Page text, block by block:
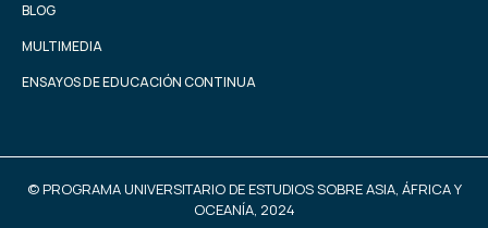
BLOG
MULTIMEDIA
ENSAYOS DE EDUCACIÓN CONTINUA
© PROGRAMA UNIVERSITARIO DE ESTUDIOS SOBRE ASIA, ÁFRICA Y
OCEANÍA, 2024